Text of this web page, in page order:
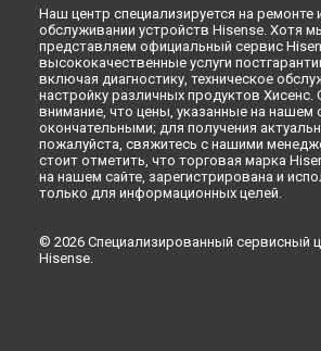
Ремонт стиральной машины
Ремонт стиральной машины
Красноярске
Ремонт стиральной машины
Ремонт стиральной машины
Ульяновске
Ремонт стиральной машины
Кирове
Ремонт стиральной машины
Наш центр специализируется на ремонте
обслуживании устройств Hisense. Хотя
представляем официальный сервис
высококачественные услуги
включая диагностику, техническое
настройку различных продуктов Хисенс.
внимание, что цены, указанные на нашем
окончательными; для получения
пожалуйста, свяжитесь с нашими
стоит отметить, что торговая марка
на нашем сайте, зарегистрирована и
только для информационных целей.
© 2026 Специализированный сервисный
Hisense.